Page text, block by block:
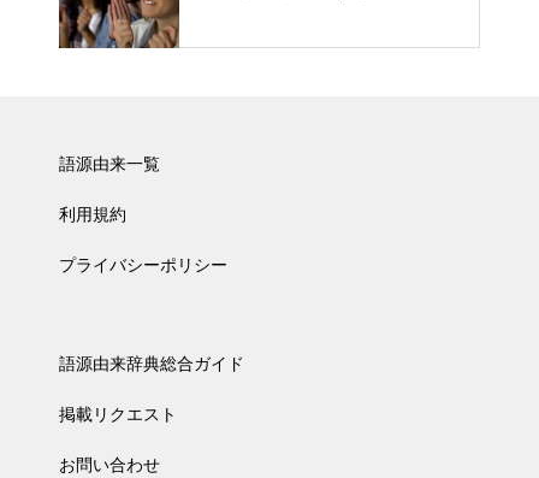
語源由来一覧
利用規約
プライバシーポリシー
語源由来辞典総合ガイド
掲載リクエスト
お問い合わせ